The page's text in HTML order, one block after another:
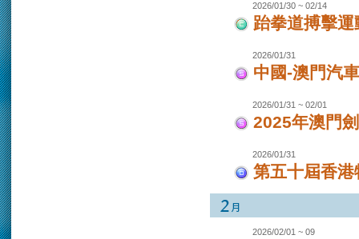
2026/01/30 ~ 02/14
跆拳道搏擊
2026/01/31
中國-澳門汽
2026/01/31 ~ 02/01
2025年澳門
2026/01/31
第五十屆香
2026/02/01 ~ 09